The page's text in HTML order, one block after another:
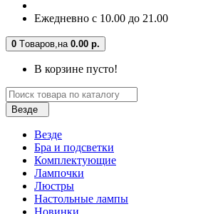
Ежедневно с 10.00 до 21.00
0 Tоваров,на 0.00 р.
В корзине пусто!
Везде
Везде
Бра и подсветки
Комплектующие
Лампочки
Люстры
Настольные лампы
Новинки